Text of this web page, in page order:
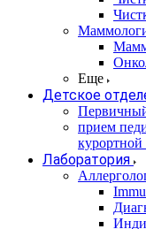
Еще
Детское
прием
курортной
Лаборатория